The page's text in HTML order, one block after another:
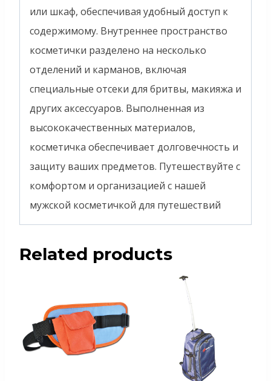
или шкаф, обеспечивая удобный доступ к
содержимому. Внутреннее пространство
косметички разделено на несколько
отделений и карманов, включая
специальные отсеки для бритвы, макияжа и
других аксессуаров. Выполненная из
высококачественных материалов,
косметичка обеспечивает долговечность и
защиту ваших предметов. Путешествуйте с
комфортом и организацией с нашей
мужской косметичкой для путешествий
Related products